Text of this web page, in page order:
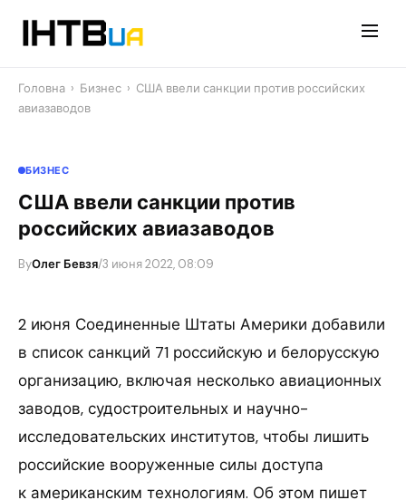
Головна › Бизнес › США ввели санкции против российских
авиазаводов
БИЗНЕС
США ввели санкции против
российских авиазаводов
ByОлег Бевзя/3 июня 2022, 08:09
2 июня Соединенные Штаты Америки добавили
в список санкций 71 российскую и белорусскую
организацию, включая несколько авиационных
заводов, судостроительных и научно-
исследовательских институтов, чтобы лишить
российские вооруженные силы доступа
к американским технологиям. Об этом пишет